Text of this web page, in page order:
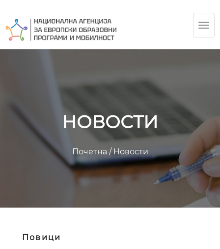
НОВОСТИ
Почетна /Новости
Повици